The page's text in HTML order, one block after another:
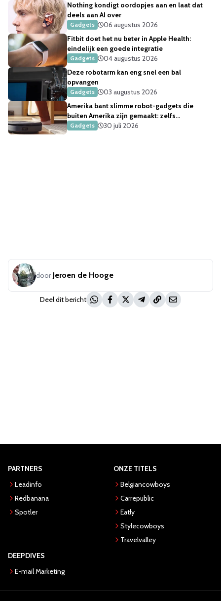
Nothing kondigt oordopjes aan en laat dat
deels aan AI over
Gadgets
06 augustus 2026
Fitbit doet het nu beter in Apple Health:
eindelijk een goede integratie
Gadgets
04 augustus 2026
Deze robotarm kan eng snel een bal
opvangen
Gadgets
03 augustus 2026
Amerika bant slimme robot-gadgets die
buiten Amerika zijn gemaakt: zelfs
robotstofzuigers
Gadgets 30 juli 2026
door Jeroen de Hooge
Deel dit bericht
PARTNERS
Leadinfo
Redbanana
Spotler
ONZE TITELS
Belgiancowboys
Carrepublic
Eatly
Stylecowboys
Travelvalley
DEEPDIVES
E-mail Marketing